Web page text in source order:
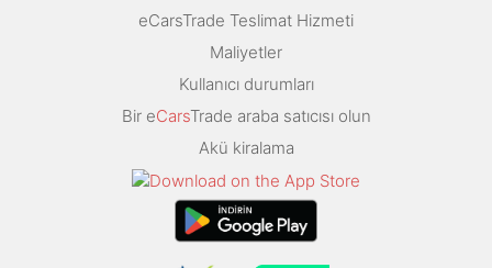
eCarsTrade Teslimat Hizmeti
Maliyetler
Kullanıcı durumları
Bir eCarsTrade araba satıcısı olun
Akü kiralama